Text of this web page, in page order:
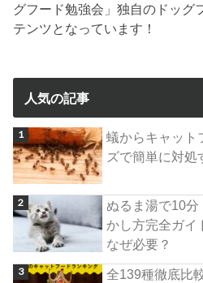
グフード勉強会」独自のドッグ
テンツとなっています！
人気の記事
蟻からキャット
ズで簡単に対処
ぬるま湯で10
かし方完全ガイ
なぜ必要？
全139種徹底比